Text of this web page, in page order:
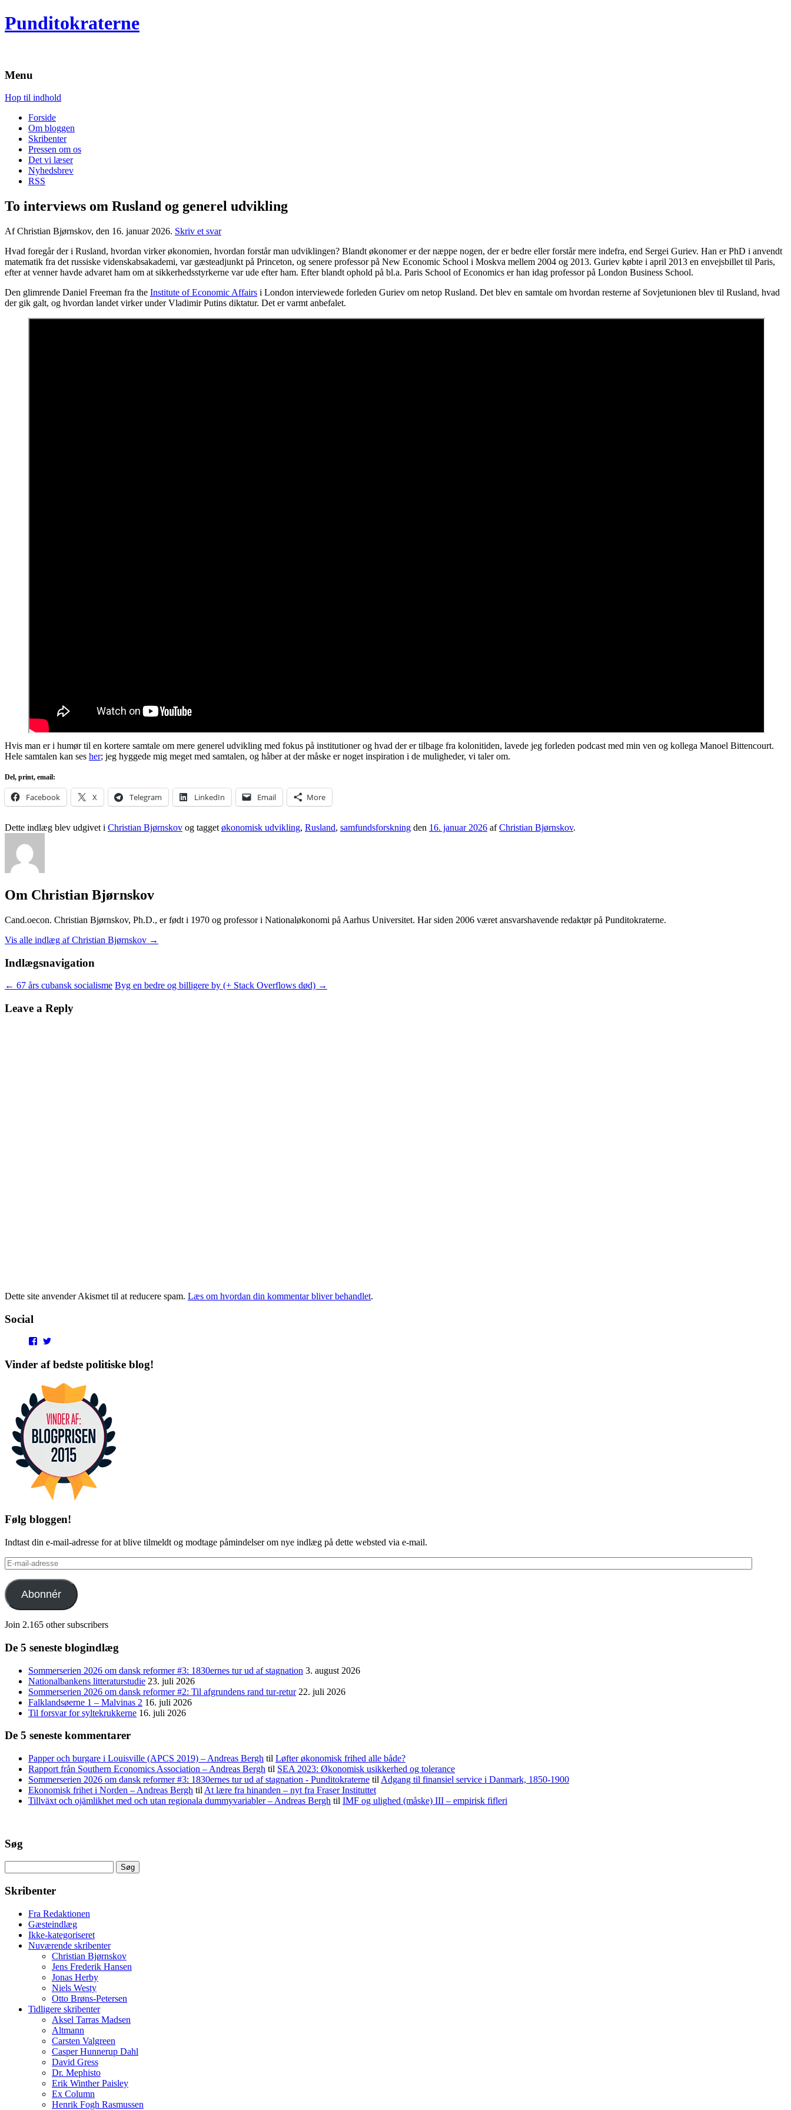
Punditokraterne
Menu
Hop til indhold
Forside
Om bloggen
Skribenter
Pressen om os
Det vi læser
Nyhedsbrev
RSS
To interviews om Rusland og generel udvikling
Af Christian Bjørnskov, den 16. januar 2026. Skriv et svar
Hvad foregår der i Rusland, hvordan virker økonomien, hvordan forstår man udviklingen? Blandt økonomer er der næppe nogen, der er bedre eller forstår mere indefra, end Sergei Guriev. Han er PhD i anvendt
matematik fra det russiske videnskabsakademi, var gæsteadjunkt på Princeton, og senere professor på New Economic School i Moskva mellem 2004 og 2013. Guriev købte i april 2013 en envejsbillet til Paris,
efter at venner havde advaret ham om at sikkerhedsstyrkerne var ude efter ham. Efter blandt ophold på bl.a. Paris School of Economics er han idag professor på London Business School.
Den glimrende Daniel Freeman fra the Institute of Economic Affairs i London interviewede forleden Guriev om netop Rusland. Det blev en samtale om hvordan resterne af Sovjetunionen blev til Rusland, hvad
der gik galt, og hvordan landet virker under Vladimir Putins diktatur. Det er varmt anbefalet.
Hvis man er i humør til en kortere samtale om mere generel udvikling med fokus på institutioner og hvad der er tilbage fra kolonitiden, lavede jeg forleden podcast med min ven og kollega Manoel Bittencourt.
Hele samtalen kan ses her; jeg hyggede mig meget med samtalen, og håber at der måske er noget inspiration i de muligheder, vi taler om.
Del, print, email:
Facebook X Telegram LinkedIn Email More
Dette indlæg blev udgivet i Christian Bjørnskov og tagget økonomisk udvikling, Rusland, samfundsforskning den 16. januar 2026 afChristian Bjørnskov.
Om Christian Bjørnskov
Cand.oecon. Christian Bjørnskov, Ph.D., er født i 1970 og professor i Nationaløkonomi på Aarhus Universitet. Har siden 2006 været ansvarshavende redaktør på Punditokraterne.
Vis alle indlæg af Christian Bjørnskov →
Indlægsnavigation
← 67 års cubansk socialisme Byg en bedre og billigere by (+ Stack Overflows død) →
Leave a Reply
Dette site anvender Akismet til at reducere spam. Læs om hvordan din kommentar bliver behandlet.
Social
View
profile
on
profile
on
Vinder af bedste politiske blog!
Følg bloggen!
Indtast din e-mail-adresse for at blive tilmeldt og modtage påmindelser om nye indlæg på dette websted via e-mail.
E-
mail-
adresse
Abonnér
Join 2.165 other subscribers
De 5 seneste blogindlæg
Sommerserien 2026 om dansk reformer #3: 1830ernes tur ud af stagnation 3. august 2026
Nationalbankens litteraturstudie 23. juli 2026
Sommerserien 2026 om dansk reformer #2: Til afgrundens rand tur-retur 22. juli 2026
Falklandsøerne 1 – Malvinas 2 16. juli 2026
Til forsvar for syltekrukkerne 16. juli 2026
De 5 seneste kommentarer
Papper och burgare i Louisville (APCS 2019) – Andreas Bergh til Løfter økonomisk frihed alle både?
Rapport från Southern Economics Association – Andreas Bergh til SEA 2023: Økonomisk usikkerhed og tolerance
Sommerserien 2026 om dansk reformer #3: 1830ernes tur ud af stagnation - Punditokraterne til Adgang til finansiel service i Danmark, 1850-1900
Ekonomisk frihet i Norden – Andreas Bergh til At lære fra hinanden – nyt fra Fraser Instituttet
Tillväxt och ojämlikhet med och utan regionala dummyvariabler – Andreas Bergh til IMF og ulighed (måske) III – empirisk fifleri
Søg
efter:
Skribenter
Fra Redaktionen
Gæsteindlæg
Ikke-kategoriseret
Nuværende skribenter
Christian Bjørnskov
Jens Frederik Hansen
Jonas Herby
Niels Westy
Otto Brøns-Petersen
Tidligere skribenter
Aksel Tarras Madsen
Altmann
Carsten Valgreen
Casper Hunnerup Dahl
David Gress
Dr. Mephisto
Erik Winther Paisley
Ex Column
Henrik Fogh Rasmussen